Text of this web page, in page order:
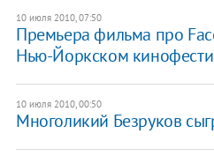
10 июля 2010, 07:50
Премьера фильма про
Нью-Йоркском
10 июля 2010, 00:50
Многоликий Безруков